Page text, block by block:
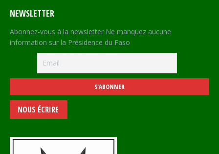
NEWSLETTER
Abonnez-vous à la newsletter Ne manquez aucune
information sur la Présidence du Faso
NOUS ÉCRIRE